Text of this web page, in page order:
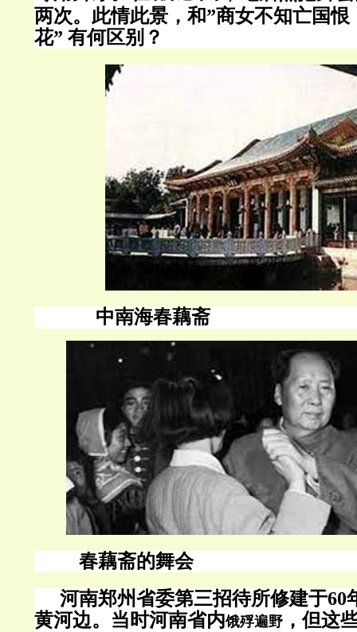
两次。此情此景，和”商女不知亡国恨
花” 有何区别？
中南海春藕斋
春藕斋的舞会
河南郑州省委第三招待所修建于60
黄河边。当时河南省内饿殍遍野 ，但这